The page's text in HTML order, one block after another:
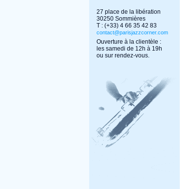
27 place de la libération
30250 Sommières
T : (+33) 4 66 35 42 83
contact@parisjazzcorner.com
Ouverture à la clientèle :
les samedi de 12h à 19h
ou sur rendez-vous.